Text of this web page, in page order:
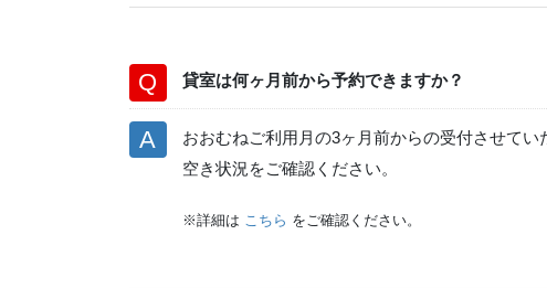
貸室は何ヶ月前から予約できますか？
おおむねご利用月の3ヶ月前からの受付させて
空き状況をご確認ください。
※詳細は こちら をご確認ください。